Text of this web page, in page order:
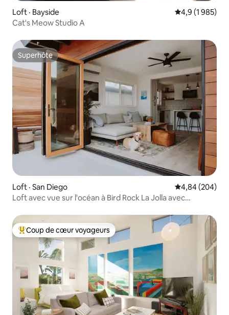
Loft · Bayside Note moyenne
4,9 (1 985)
Cat's Meow Studio A
Superhôte
Superhôte
Loft · San Diego Note
4,84 (204)
Loft avec vue sur l'océan à Bird Rock La Jolla avec
Coup de cœur voyageurs parmi les plus aimés
Coup de cœur voyageurs